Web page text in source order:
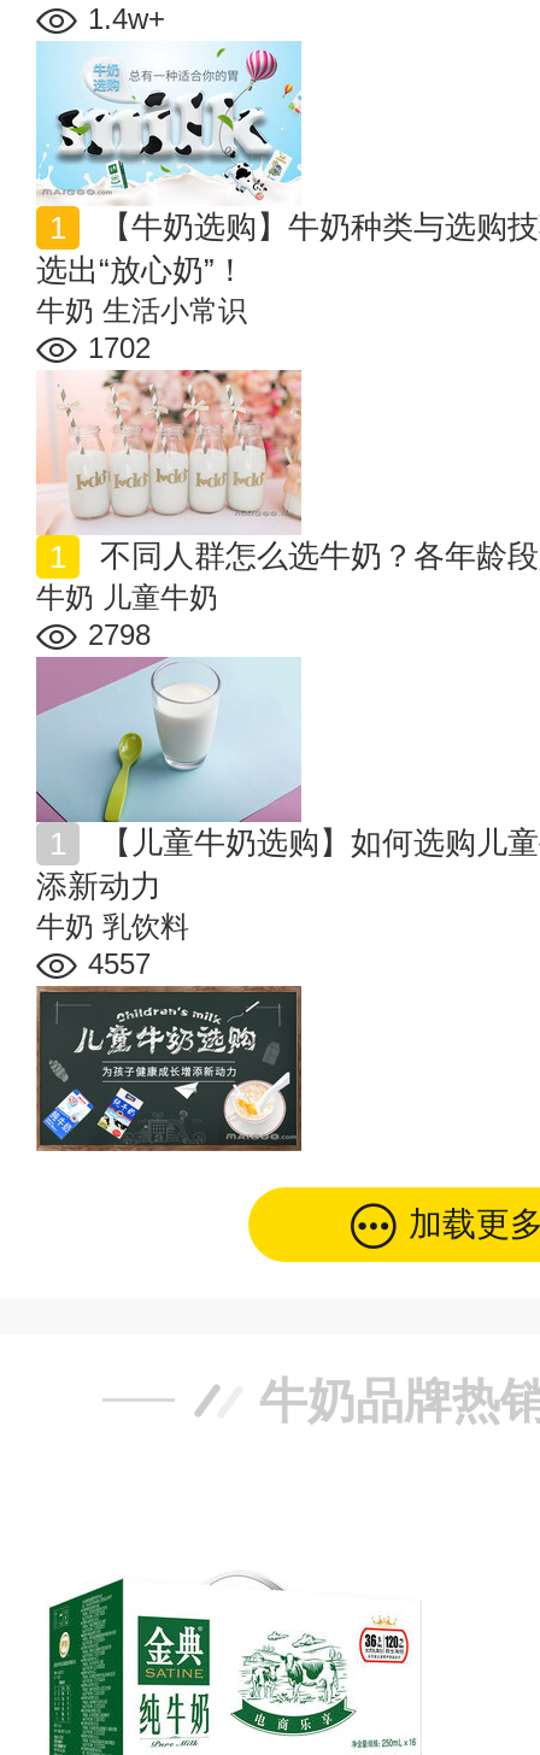
1.4w+
选出“放心奶”！
牛奶 生活小常识
1702
不同人群怎么选牛奶？各年龄
牛奶 儿童牛奶
2798
添新动力
牛奶 乳饮料
4557
加载更
牛奶品牌热